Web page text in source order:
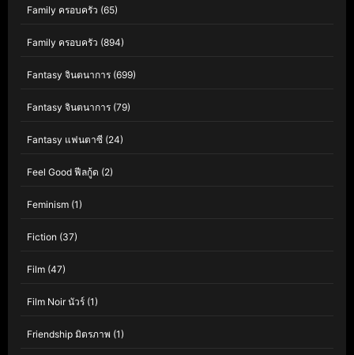
Family ครอบครัว (65)
Family ครอบครัว (894)
Fantasy จินตนาการ (699)
Fantasy จินตนาการ (79)
Fantasy แฟนตาซี (24)
Feel Good ฟีลกู้ด (2)
Feminism (1)
Fiction (37)
Film (47)
Film Noir นัวร์ (1)
Friendship มิตรภาพ (1)